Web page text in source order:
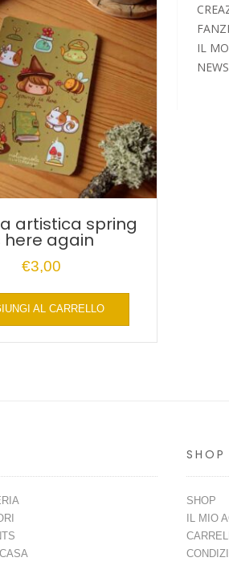
artistica spring
here again
€3,00
AL CARRELLO
IL
NEWS
SHOP
SHOP
IL MIO